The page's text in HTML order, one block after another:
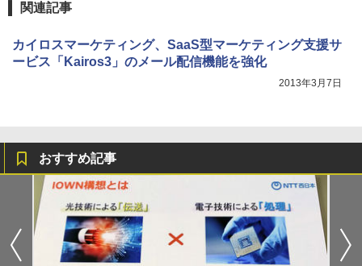
関連記事
カイロスマーケティング、SaaS型マーケティング支援サ
ービス「Kairos3」のメール配信機能を強化
2013年3月7日
おすすめ記事